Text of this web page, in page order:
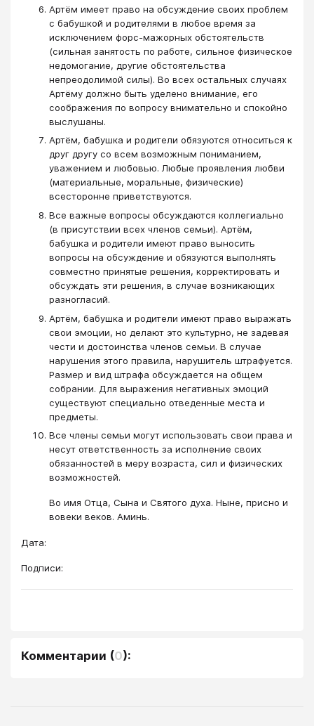
Артём имеет право на обсуждение своих проблем
с бабушкой и родителями в любое время за
исключением форс-мажорных обстоятельств
(сильная занятость по работе, сильное физическое
недомогание, другие обстоятельства
непреодолимой силы). Во всех остальных случаях
Артёму должно быть уделено внимание, его
соображения по вопросу внимательно и спокойно
выслушаны.
Артём, бабушка и родители обязуются относиться к
друг другу со всем возможным пониманием,
уважением и любовью. Любые проявления любви
(материальные, моральные, физические)
всесторонне приветствуются.
Все важные вопросы обсуждаются коллегиально
(в присутствии всех членов семьи). Артём,
бабушка и родители имеют право выносить
вопросы на обсуждение и обязуются выполнять
совместно принятые решения, корректировать и
обсуждать эти решения, в случае возникающих
разногласий.
Артём, бабушка и родители имеют право выражать
свои эмоции, но делают это культурно, не задевая
чести и достоинства членов семьи. В случае
нарушения этого правила, нарушитель штрафуется.
Размер и вид штрафа обсуждается на общем
собрании. Для выражения негативных эмоций
существуют специально отведенные места и
предметы.
Все члены семьи могут использовать свои права и
несут ответственность за исполнение своих
обязанностей в меру возраста, сил и физических
возможностей.
Во имя Отца, Сына и Святого духа. Ныне, присно и
вовеки веков. Аминь.
Дата:
Подписи:
Комментарии (0):